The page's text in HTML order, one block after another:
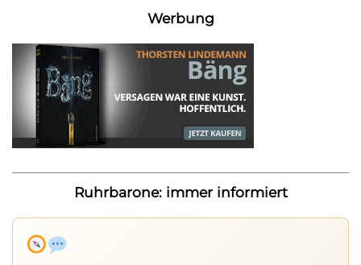
Werbung
Ruhrbarone: immer informiert